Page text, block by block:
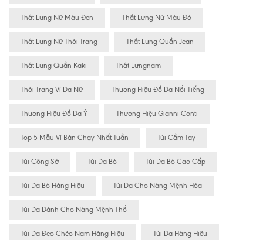
Thắt Lưng Nữ Màu Đen Thắt Lưng Nữ Màu Đỏ
Thắt Lưng Nữ Thời Trang Thắt Lưng Quần Jean
Thắt Lưng Quần Kaki Thắt Lưngnam
Thời Trang Ví Da Nữ Thương Hiệu Đồ Da Nổi Tiếng
Thương Hiệu Đồ Da Ý Thương Hiệu Gianni Conti
Top 5 Mẫu Ví Bán Chạy Nhất Tuần Túi Cầm Tay
Túi Công Sở Túi Da Bò Túi Da Bò Cao Cấp
Túi Da Bò Hàng Hiệu Túi Da Cho Nàng Mệnh Hỏa
Túi Da Dành Cho Nàng Mệnh Thổ
Túi Da Đeo Chéo Nam Hàng Hiệu Túi Da Hàng Hiêu